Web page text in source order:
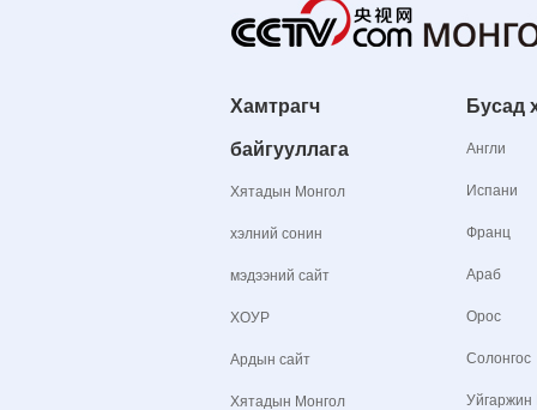
Хамтрагч
байгууллага
Хятадын Монгол
хэлний сонин
мэдээний сайт
ХОУР
Ардын сайт
Хятадын Монгол
Бусад
Англи
Испани
Франц
Араб
Орос
Солонгос
Уйгаржин